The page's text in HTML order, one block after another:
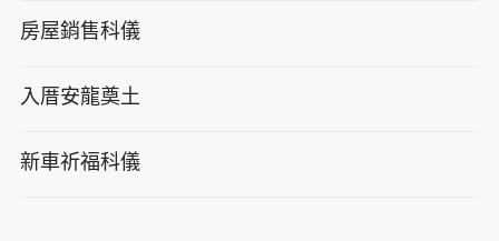
房屋銷售科儀
入厝安龍奠土
新車祈福科儀